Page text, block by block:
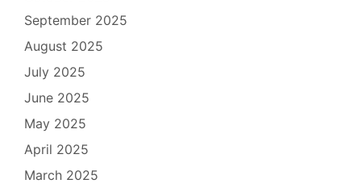
September 2025
August 2025
July 2025
June 2025
May 2025
April 2025
March 2025